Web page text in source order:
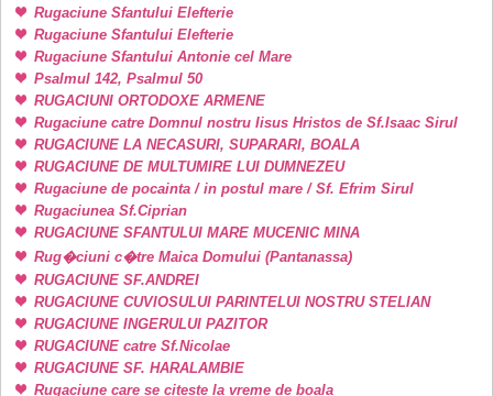
Rugaciune Sfantului Elefterie
Rugaciune Sfantului Elefterie
Rugaciune Sfantului Antonie cel Mare
Psalmul 142, Psalmul 50
RUGACIUNI ORTODOXE ARMENE
Rugaciune catre Domnul nostru Iisus Hristos de Sf.Isaac Sirul
RUGACIUNE LA NECASURI, SUPARARI, BOALA
RUGACIUNE DE MULTUMIRE LUI DUMNEZEU
Rugaciune de pocainta / in postul mare / Sf. Efrim Sirul
Rugaciunea Sf.Ciprian
RUGACIUNE SFANTULUI MARE MUCENIC MINA
Rug�ciuni c�tre Maica Domului (Pantanassa)
RUGACIUNE SF.ANDREI
RUGACIUNE CUVIOSULUI PARINTELUI NOSTRU STELIAN
RUGACIUNE INGERULUI PAZITOR
RUGACIUNE catre Sf.Nicolae
RUGACIUNE SF. HARALAMBIE
Rugaciune care se citeste la vreme de boala